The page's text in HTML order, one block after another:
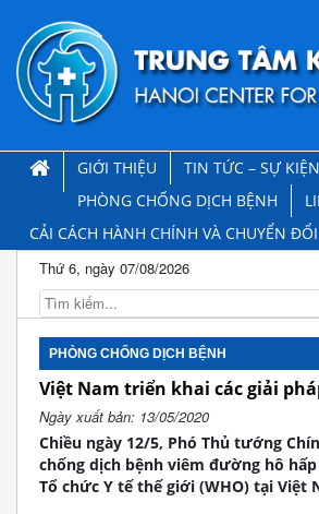
GIỚI THIỆU TIN TỨC – SỰ KIỆN
PHÒNG CHỐNG DỊCH BỆNH
CẢI CÁCH HÀNH CHÍNH VÀ CHUYỂN
Thứ 6, ngày 07/08/2026
PHÒNG CHỐNG DỊCH BỆNH
Việt Nam triển khai các giải
Ngày xuất bản: 13/05/2020
Chiều ngày 12/5, Phó Thủ tướng
chống dịch bệnh viêm đường hô
Tổ chức Y tế thế giới (WHO) tại Việt